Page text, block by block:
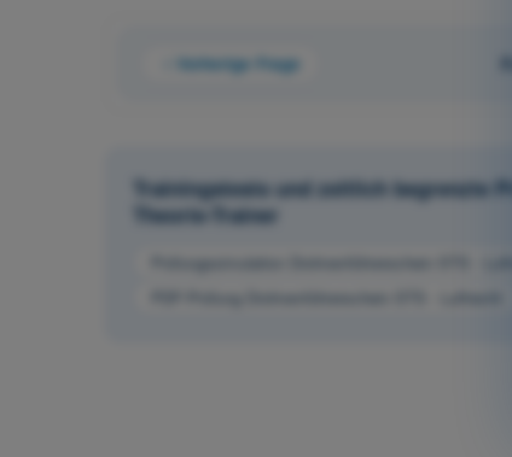
Vorherige Frage
Trainingstests und zeitlich begrenzte
Theorie-Trainer
Prüfungssimulation Drohnenführerschein STS -